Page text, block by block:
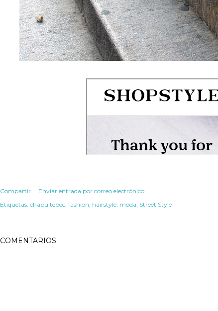
Compartir
Enviar entrada por correo electrónico
Etiquetas: chapultepec fashion hairstyle moda Street Style
COMENTARIOS